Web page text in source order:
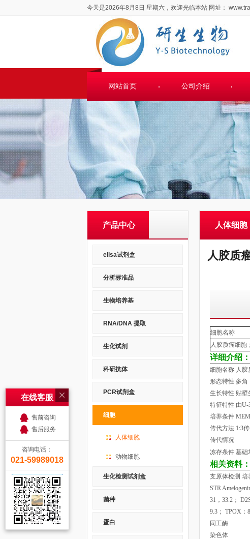
今天是2026年8月8日 星期六，欢迎光临本站 网址：
网站首页 公司介绍
产品中心
elisa试剂盒
分析标准品
生物培养基
RNA/DNA 提取
生化试剂
科研抗体
PCR试剂盒
细胞
人体细胞
动物细胞
生化检测试剂盒
菌种
蛋白
人体细胞
人胶质
细胞名称
人胶质瘤细胞；
详细介绍：
细胞名称 人胶
形态特性 多角
生长特性 贴壁
特征特性 由U-
培养条件
传代方法1:3传
传代情况
冻存条件 基础
相关资料：
支原体检测 培
STR
31，33.2；
9.3； TPOX：
同工酶
染色体
在线客服
售前咨询
售后服务
咨询电话：
021-59989018